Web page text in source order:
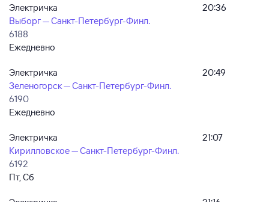
Электричка
Выборг — Санкт-Петербург-Финл.
6188
Ежедневно
20:36
Электричка
Зеленогорск — Санкт-Петербург-Финл.
6190
Ежедневно
20:49
Электричка
Кирилловское — Санкт-Петербург-Финл.
6192
Пт, Сб
21:07